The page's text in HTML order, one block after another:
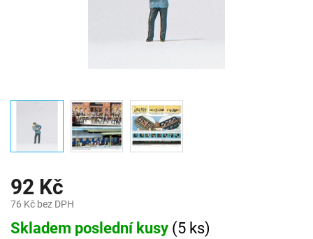
92 Kč
76 Kč bez DPH
Měrná
cena:
Skladem poslední kusy (5 ks)